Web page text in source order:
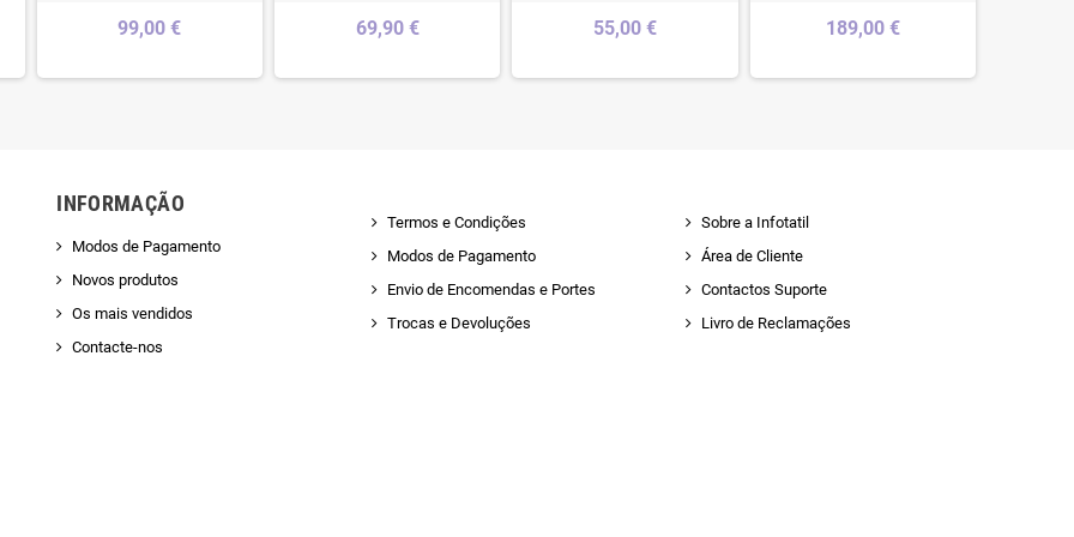
99,00 € 69,90 € 55,00 € 189,00 €
INFORMAÇÃO
Modos de Pagamento
Novos produtos
Os mais vendidos
Contacte-nos
Termos e Condições
Modos de Pagamento
Envio de Encomendas e Portes
Trocas e Devoluções
Sobre a Infotatil
Área de Cliente
Contactos Suporte
Livro de Reclamações